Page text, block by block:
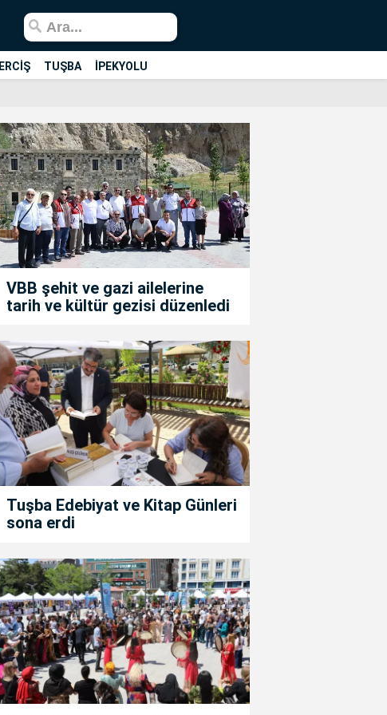
ERCİŞ TUŞBA İPEKYOLU
VBB şehit ve gazi ailelerine
tarih ve kültür gezisi düzenledi
Tuşba Edebiyat ve Kitap Günleri
sona erdi